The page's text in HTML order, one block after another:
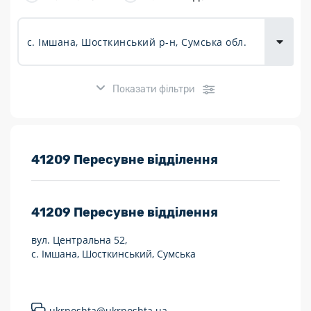
Показати фільтри
Розклад роботи:
Працюють після 19:00
Працюють у вихідні
Укрпошта Експрес/тариф «Пріоритетний»
41209 Пересувне відділення
41209 Пересувне відділення
вул. Центральна 52,
с. Імшана, Шосткинський, Сумська